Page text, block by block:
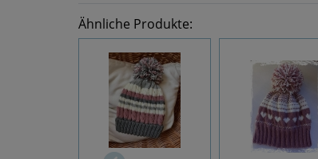
Ähnliche Produkte: